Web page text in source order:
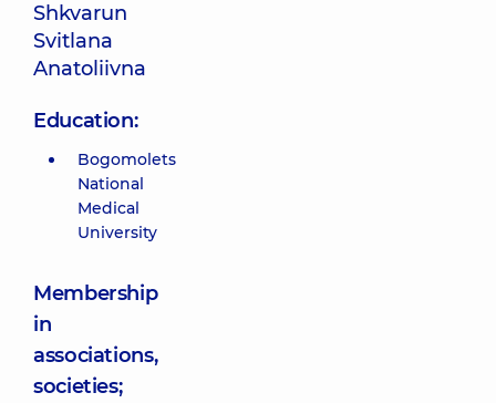
Shkvarun
Svitlana
Anatoliivna
Education:
Bogomolets
National
Medical
University
Membership
in
associations,
societies;